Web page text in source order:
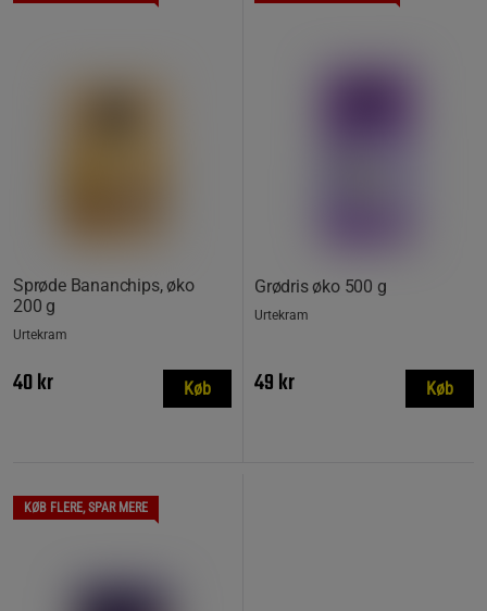
Sprøde Bananchips, øko
200 g
Urtekram
40 kr Køb
Grødris øko 500 g
Urtekram
49 kr Køb
KØB FLERE, SPAR MERE